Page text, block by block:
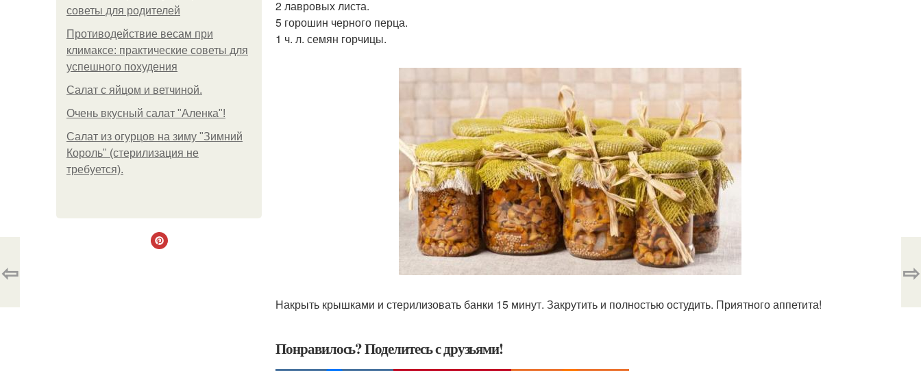
советы для родителей
Противодействие весам при
климаксе: практические советы для
успешного похудения
Салат с яйцом и ветчиной.
Очень вкусный салат "Аленка"!
Салат из огурцов на зиму "Зимний
Король" (стерилизация не
требуется).
2 лавровых листа.
5 горошин черного перца.
1 ч. л. семян горчицы.
Накрыть крышками и стерилизовать банки 15 минут. Закрутить и полностью остудить. Приятного аппетита!
Понравилось? Поделитесь с друзьями!
⇦ ⇨